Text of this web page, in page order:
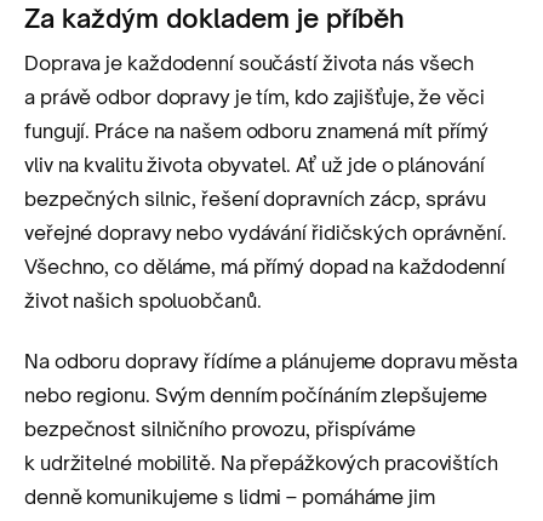
Za každým dokladem je příběh
Doprava je každodenní součástí života nás všech
a právě odbor dopravy je tím, kdo zajišťuje, že věci
fungují. Práce na našem odboru znamená mít přímý
vliv na kvalitu života obyvatel. Ať už jde o plánování
bezpečných silnic, řešení dopravních zácp, správu
veřejné dopravy nebo vydávání řidičských oprávnění.
Všechno, co děláme, má přímý dopad na každodenní
život našich spoluobčanů.
Na odboru dopravy řídíme a plánujeme dopravu města
nebo regionu. Svým denním počínáním zlepšujeme
bezpečnost silničního provozu, přispíváme
k udržitelné mobilitě. Na přepážkových pracovištích
denně komunikujeme s lidmi – pomáháme jim